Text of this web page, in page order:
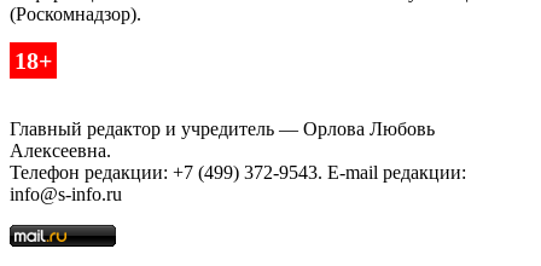
(Роскомнадзор).
18+
Главный редактор и учредитель — Орлова Любовь
Алексеевна.
Телефон редакции: +7 (499) 372-9543. E-mail редакции:
info@s-info.ru